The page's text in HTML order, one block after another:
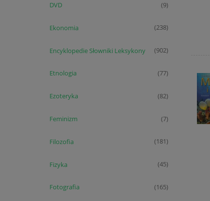
DVD (9)
Ekonomia (238)
Encyklopedie Słowniki Leksykony (902)
Etnologia (77)
Ezoteryka (82)
Feminizm (7)
Filozofia (181)
Fizyka (45)
Fotografia (165)